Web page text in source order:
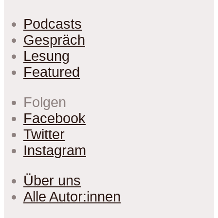
Podcasts
Gespräch
Lesung
Featured
Folgen
Facebook
Twitter
Instagram
Über uns
Alle Autor:innen